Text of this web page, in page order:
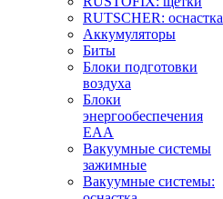
RUTSCHER: оснастка
Аккумуляторы
Биты
Блоки подготовки
воздуха
Блоки
энергообеспечения
EAA
Вакуумные системы
зажимные
Вакуумные системы: